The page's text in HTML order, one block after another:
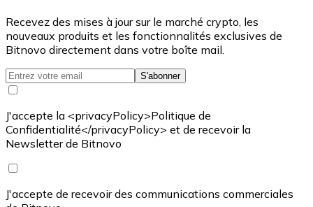
Recevez des mises à jour sur le marché crypto, les
nouveaux produits et les fonctionnalités exclusives de
Bitnovo directement dans votre boîte mail.
S'abonner
J'accepte la <privacyPolicy>Politique de
Confidentialité</privacyPolicy> et de recevoir la
Newsletter de Bitnovo
J'accepte de recevoir des communications commerciales